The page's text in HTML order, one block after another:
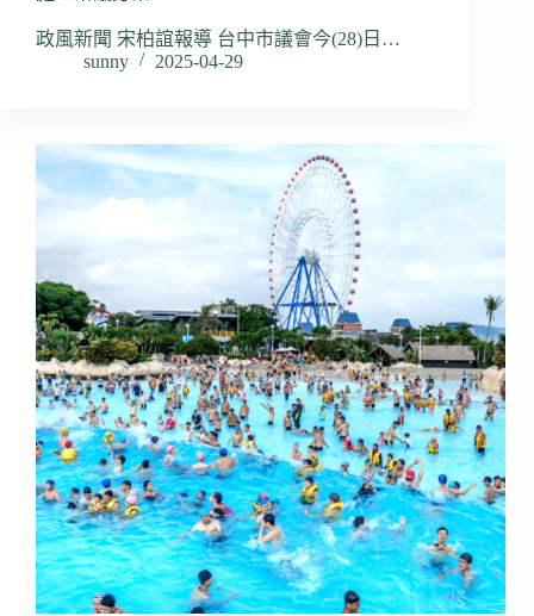
政風新聞 宋柏誼報導 台中市議會今(28)日…
sunny
2025-04-29